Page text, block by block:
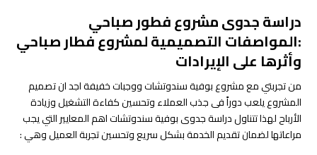
دراسة جدوى مشروع فطور صباحي
:المواصفات التصميمية لمشروع فطار صباحي
وأثرها على الإيرادات
من تجربتي مع مشروع بوفية سندوتشات ووجبات خفيفة اجد ان تصميم
المشروع يلعب دوراً فى جذب العملاء وتحسين كفاءة التشغيل وزيادة
الأرباح لهذا تتناول دراسة جدوى بوفية سندوتشات اهم المعايير التي يجب
مراعاتها لضمان تقديم الخدمة بشكل سريع وتحسين تجربة العميل وهي :